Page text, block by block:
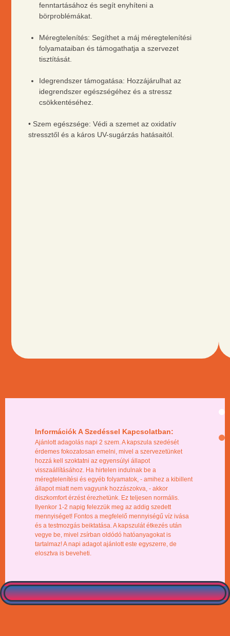
fenntartásához és segít enyhíteni a
börproblémákat.
Méregtelenítés: Segíthet a máj méregtelenítési
folyamataiban és támogathatja a szervezet
tisztítását.
Idegrendszer támogatása: Hozzájárulhat az
idegrendszer egészségéhez és a stressz
csökkentéséhez.
• Szem egészsége: Védi a szemet az oxidatív
stressztől és a káros UV-sugárzás hatásaitól.
Információk A Szedéssel Kapcsolatban:
Ajánlott adagolás napi 2 szem. A kapszula szedését
érdemes fokozatosan emelni, mivel a szervezetünket
hozzá kell szoktatni az egyensúlyi állapot
visszaállításához. Ha hirtelen indulnak be a
méregtelenítési és egyéb folyamatok, - amihez a kibillent
állapot miatt nem vagyunk hozzászokva, - akkor
diszkomfort érzést érezhetünk. Ez teljesen normális.
Ilyenkor 1-2 napig felezzük meg az addig szedett
mennyiséget! Fontos a megfelelő mennyiségű víz ivása
és a testmozgás beiktatása. A kapszulát étkezés után
vegye be, mivel zsírban oldódó hatóanyagokat is
tartalmaz! A napi adagot ajánlott este egyszerre, de
elosztva is beveheti.